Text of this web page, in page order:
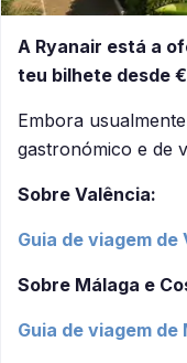
A Ryanair está a
teu bilhete desde
Embora
gastronómico e de
Sobre Valência:
Guia de viagem
Sobre Málaga e
Guia de viagem